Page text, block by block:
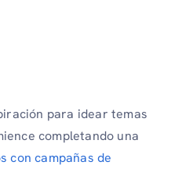
para idear temas
completando una
con campañas de